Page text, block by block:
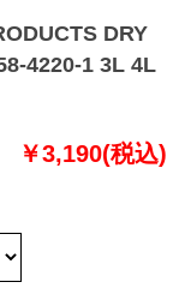
DRY
4220-1 3L 4L
￥3,190(税込)